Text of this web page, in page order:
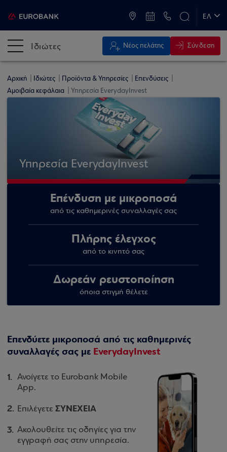
ΕΛ
Ιδιώτες Νέος πελάτης Σύνδεση
Αρχική Ιδιώτες Προϊόντα & Υπηρεσίες
Επενδύσεις
Αμοιβαία κεφάλαια
Υπηρεσία EverydayInvest
Υπηρεσία EverydayInvest
Επένδυση με μικροποσά
από τις καθημερινές συναλλαγές σας
Πλήρης έλεγχος
από το κινητό σας
Δωρεάν ρευστοποίηση
όποια στιγμή θέλετε
Επενδύετε μικροποσά από τις καθημερινές
συναλλαγές σας με EverydayInvest
Ανοίγετε το Eurobank Mobile
App.
Επιλέγετε ΣΥΝΕΧΕΙΑ
Ακολουθείτε τις οδηγίες για την
εγγραφή σας στην υπηρεσία.